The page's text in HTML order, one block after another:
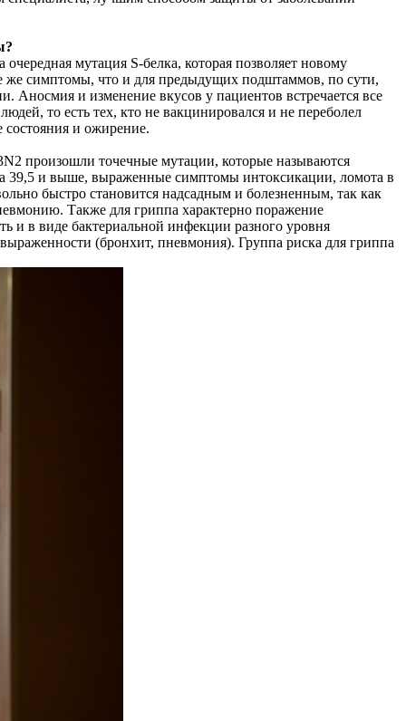
мутация S-белка, которая позволяет новому
же симптомы, что и для предыдущих подштаммов, по сути,
и изменение вкусов у пациентов встречается все
то есть тех, кто не вакцинировался и не переболел
состояния и ожирение.
произошли точечные мутации, которые называются
39,5 и выше, выраженные симптомы интоксикации, ломота в
быстро становится надсадным и болезненным, так как
Также для гриппа характерно поражение
и в виде бактериальной инфекции разного уровня
(бронхит, пневмония). Группа риска для гриппа